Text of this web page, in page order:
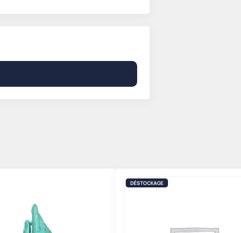
DÉSTOCKAGE